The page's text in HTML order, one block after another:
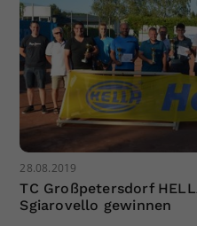
28.08.2019
TC Großpetersdorf
Sgiarovello gewinnen